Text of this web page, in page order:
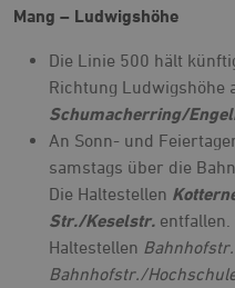
Mang – Ludwigshöhe
Die Linie 500 hält
Richtung Ludwigshöhe
Schumacherring/
An Sonn- und
samstags über die
Die Haltestellen
Str./Keselstr.
Haltestellen
Bahnhofstr./